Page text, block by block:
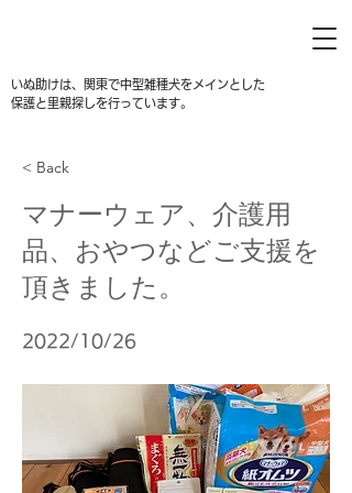
いぬ助けは、関東で中型雑種犬をメインとした
保護と里親探しを行っています。
< Back
マナーウェア、介護用
品、おやつなどご支援を
頂きました。
2022/10/26